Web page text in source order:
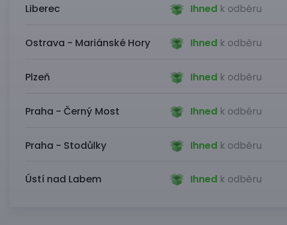
Liberec Ihned k odběru
Ostrava - Mariánské Hory Ihned k odběru
Plzeň Ihned k odběru
Praha - Černý Most Ihned k odběru
Praha - Stodůlky Ihned k odběru
Ústí nad Labem Ihned k odběru